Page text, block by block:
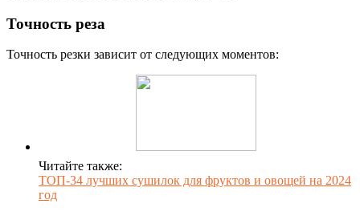
Точность реза
Точность резки зависит от следующих моментов:
Читайте также:
ТОП-34 лучших сушилок для фруктов и овощей на 2024
год